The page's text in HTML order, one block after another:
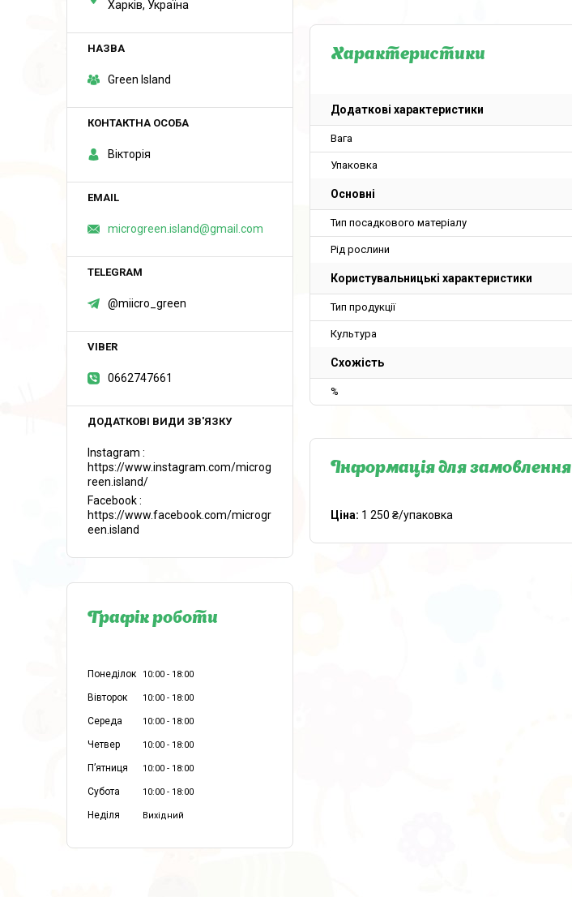
Характеристики
Додаткові характеристики
Вага
Упаковка
Основні
Тип посадкового матеріалу
Рід рослини
Користувальницькі характеристики
Тип продукції
Культура
Схожість
%
Інформація для замовлення
Ціна: 1 250 ₴/упаковка
Харків, Україна
Green Island
Вікторія
microgreen.island@gmail.com
@miicro_green
0662747661
Instagram
https://www.instagram.com/microg
reen.island/
Facebook
https://www.facebook.com/microgr
een.island
Графік роботи
Понеділок 10:00 18:00
Вівторок 10:00 18:00
Середа 10:00 18:00
Четвер 10:00 18:00
Пʼятниця 10:00 18:00
Субота 10:00 18:00
Неділя Вихідний